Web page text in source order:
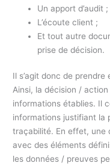
Un apport d’audit ;
L’écoute client ;
Et tout autre
prise de décision.
Il s’agit donc de
Ainsi, la décision / action
informations établies. Il
informations justifiant la
traçabilité. En effet, une
avec des éléments
les données / preuves